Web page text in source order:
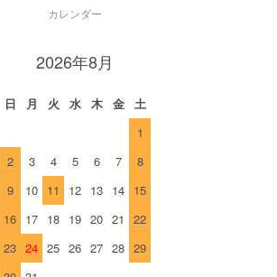
カレンダー
2026年8月
日 月 火 水 木 金
土
1
2
3 4 5 6 7
8
9
10 11 12 13 14 15
16 17 18 19 20 21
22
23 24 25 26 27 28 29